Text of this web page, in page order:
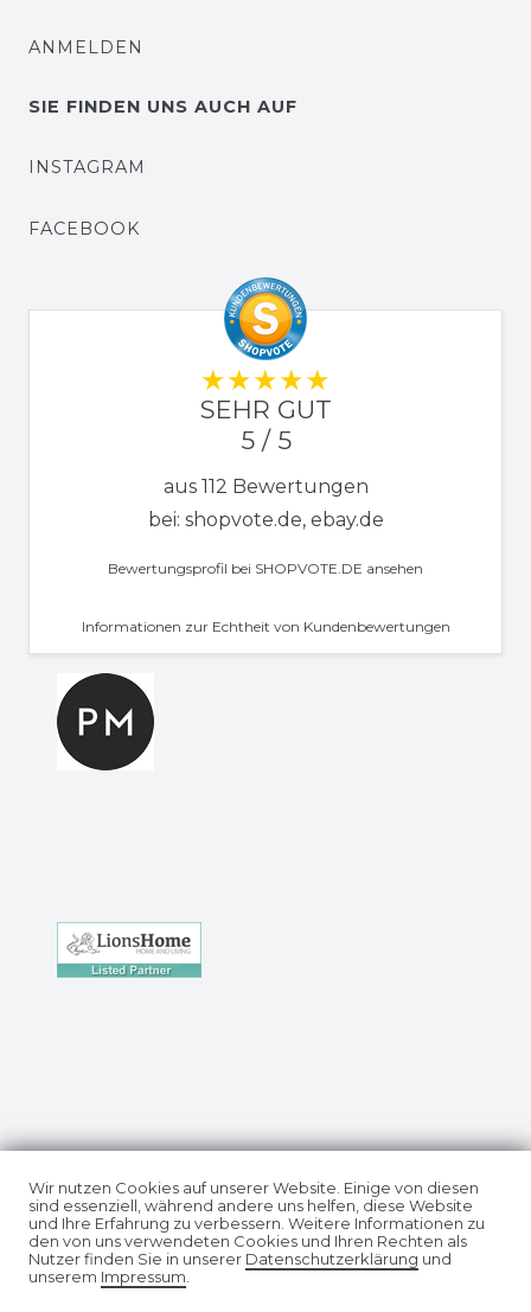
ANMELDEN
SIE FINDEN UNS AUCH AUF
INSTAGRAM
FACEBOOK
SEHR GUT
5 / 5
aus 112 Bewertungen
bei: shopvote.de, ebay.de
Bewertungsprofil bei SHOPVOTE.DE ansehen
Informationen zur Echtheit von Kundenbewertungen
Impressum Daten­schutz­erklärung
Wir nutzen Cookies auf unserer Website. Einige von diesen
sind essenziell, während andere uns helfen, diese Website
und Ihre Erfahrung zu verbessern. Weitere Informationen zu
den von uns verwendeten Cookies und Ihren Rechten als
Nutzer finden Sie in unserer Daten­schutz­erklärung und
unserem Impressum.